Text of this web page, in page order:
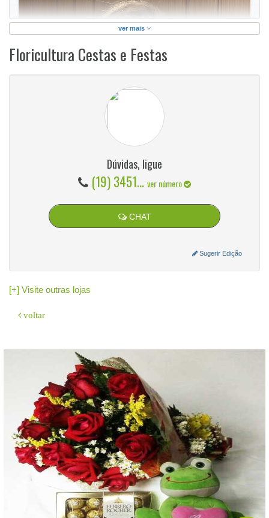
GeradorXsimplifica e agiliza a emissão de Nota Fiscal
Eletrônica (NF-e Modelo 55) para a sua empresa.
Como emitir:
Cadastre sua empresa e o Certificado Digital (A1/A3).
Insira os dados do destinatário e os produtos.
O GeradorX calcula os tributos e transmite à SEFAZ de forma rápida e
automatizada.
Acesse o GeradorX
ver mais
Floricultura Cestas e Festas
Dúvidas, ligue
(19) 3451... ver número
CHAT
Sugerir Edição
[+] Visite outras lojas
voltar